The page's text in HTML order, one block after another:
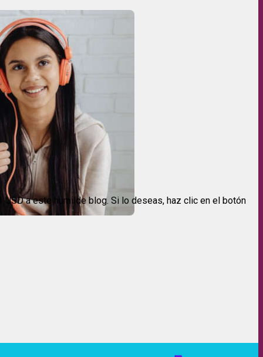
USD a este humilde blog. Si lo deseas, haz clic en el botón